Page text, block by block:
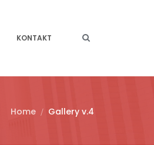
KONTAKT
Home Gallery v.4